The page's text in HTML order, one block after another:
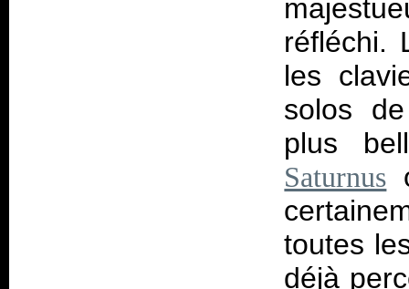
réfléchi.
les
solos
plus
Saturnus
toutes
déjà